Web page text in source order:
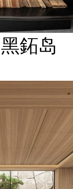
鉐岛